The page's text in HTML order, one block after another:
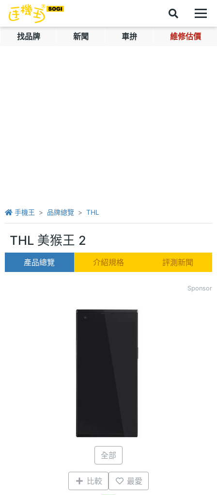
找品牌 新聞 車拚 維修估價
手機王 品牌總覽 THL
THL 美猴王 2
產品總覽 介紹規格 評測新聞
Sponsor
全部
比較 最愛